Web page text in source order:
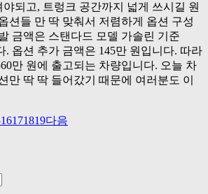
되고, 트렁크 공간까지 넓게 쓰시길 원
션들 만 딱 맞춰서 저렴하게 옵션 구성
금액은 스탠다드 모델 가솔린 기준
. 옵션 추가 금액은 145만 원입니다. 따라
만 원에 출고되는 차량입니다. 오늘 차
만 딱 딱 들어갔기 때문에 여러분도 이
16171819다음